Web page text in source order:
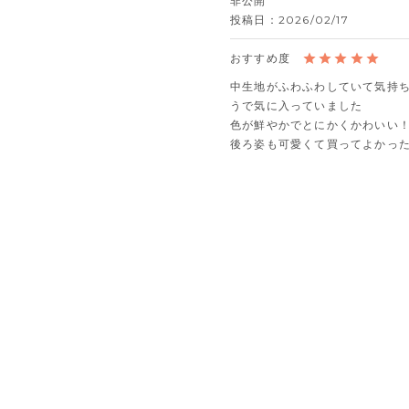
投稿日
2026/02/17
中生地がふわふわしていて気持
うで気に入っていました
色が鮮やかでとにかくかわいい！
後ろ姿も可愛くて買ってよかっ